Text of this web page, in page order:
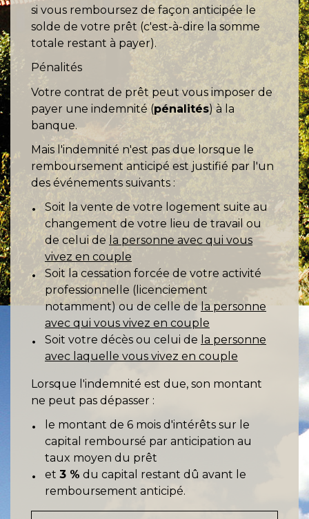
si vous remboursez de façon anticipée le
solde de votre prêt (c'est-à-dire la somme
totale restant à payer).
Pénalités
Votre contrat de prêt peut vous imposer de
payer une indemnité (pénalités) à la
banque.
Mais l'indemnité n'est pas due lorsque le
remboursement anticipé est justifié par l'un
des événements suivants :
Soit la vente de votre logement suite au
changement de votre lieu de travail ou
de celui de la personne avec qui vous
vivez en couple
Soit la cessation forcée de votre activité
professionnelle (licenciement
notamment) ou de celle dela personne
avec qui vous vivez en couple
Soit votre décès ou celui de la personne
avec laquelle vous vivez en couple
Lorsque l'indemnité est due, son montant
ne peut pas dépasser :
le montant de 6 mois d'intérêts sur le
capital remboursé par anticipation au
taux moyen du prêt
et 3 % du capital restant dû avant le
remboursement anticipé.